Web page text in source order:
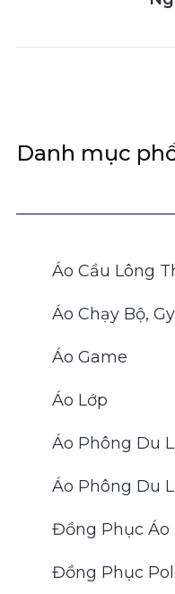
Danh mục
Áo Cầu Lông
Áo Chạy Bộ,
Áo Game
Áo Lớp
Áo Phông Du
Áo Phông Du
Đồng Phục Áo
Đồng Phục